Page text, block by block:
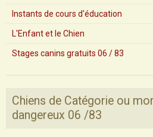
Instants de cours d'éducation
L'Enfant et le Chien
Stages canins gratuits 06 / 83
Chiens de Catégorie ou
dangereux 06 /83